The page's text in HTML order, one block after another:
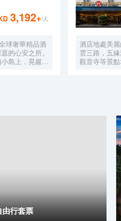
3,192+/人
球奢華精品酒
的心安之所。
島上，晃巖
唱，伴你開啟
風情花紋瓷磚
域風情的畫
。每間卧室皆
精心雕琢的細
南方酒店少有
清晨的準備都
外浴缸中舒展
市的迷人景
茶事」中，繁
品茗，讓那一
的庭院裏，新
彷彿在此刻停
酒店地處美
雲三路，五
觀音寺等景
由行套票